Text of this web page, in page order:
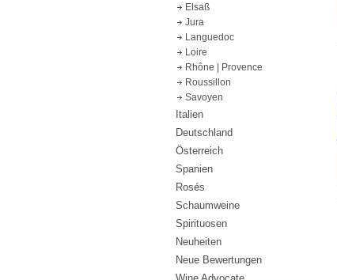
Elsaß
Jura
Languedoc
Loire
Rhône | Provence
Roussillon
Savoyen
Italien
Deutschland
Österreich
Spanien
Rosés
Schaumweine
Spirituosen
Neuheiten
Neue Bewertungen